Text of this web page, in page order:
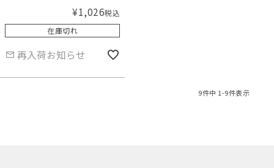
¥1,026税込
在庫切れ
再入荷お知らせ
9件中 1-9件表示